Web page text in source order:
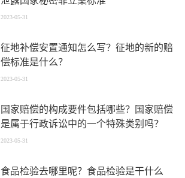
2023-05-31
征地补偿安置通知怎么写？征地的新的赔
偿标准是什么？
2023-05-31
国家赔偿的构成要件包括哪些？国家赔偿
是属于行政诉讼中的一个特殊类别吗？
2023-05-31
食品检验去哪里呢？食品检验是干什么